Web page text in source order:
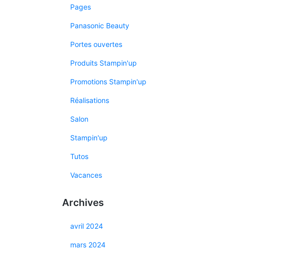
Pages
Panasonic Beauty
Portes ouvertes
Produits Stampin'up
Promotions Stampin'up
Réalisations
Salon
Stampin'up
Tutos
Vacances
Archives
avril 2024
mars 2024